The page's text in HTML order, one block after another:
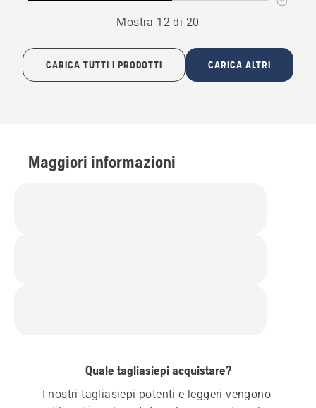
Mostra 12 di 20
CARICA TUTTI I PRODOTTI CARICA ALTRI
Maggiori informazioni
Quale tagliasiepi acquistare?
I nostri tagliasiepi potenti e leggeri vengono